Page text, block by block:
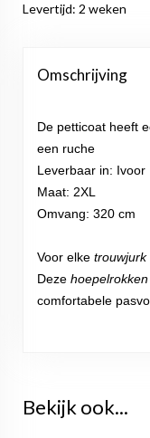
Levertijd: 2 weken
Omschrijving
De petticoat heeft
een ruche
Leverbaar in: Ivoor
Maat: 2XL
Omvang: 320 cm
Voor elke trouwjurk
Deze hoepelrokken
comfortabele
Bekijk ook...